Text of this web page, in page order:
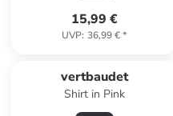
15,99 €
UVP: 36,99 €*
vertbaudet
Shirt in Pink